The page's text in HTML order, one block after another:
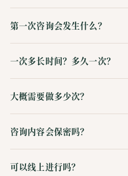
第一次咨询会发生什么？
一次多长时间？多久一次？
大概需要做多少次？
咨询内容会保密吗？
可以线上进行吗？